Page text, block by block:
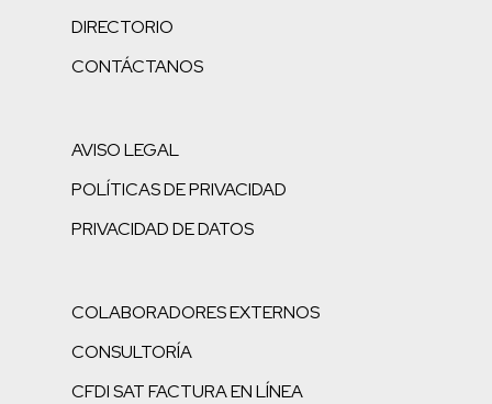
DIRECTORIO
CONTÁCTANOS
AVISO LEGAL
POLÍTICAS DE PRIVACIDAD
PRIVACIDAD DE DATOS
COLABORADORES EXTERNOS
CONSULTORÍA
CFDI SAT FACTURA EN LÍNEA